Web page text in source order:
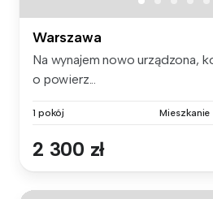
Warszawa
Na wynajem nowo urządzona,
o powierz...
1 pokój Mieszkanie
2 300 zł